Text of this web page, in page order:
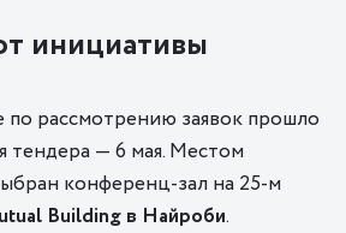
инициативы
по рассмотрению заявок прошло
тендера — 6 мая. Местом
конференц-зал на 25-м
Building в Найроби.